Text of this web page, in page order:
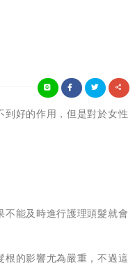
到好的作用，但是對於女性
能及時進行護理頭髮就會
的影響尤為嚴重，不過這